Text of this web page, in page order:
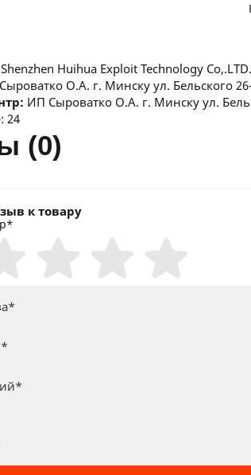
Shenzhen Huihua Exploit Technology
О.А. г. Минску ул. Бельского
ИП Сыроватко О.А. г. Минску ул.
24
(0)
к товару